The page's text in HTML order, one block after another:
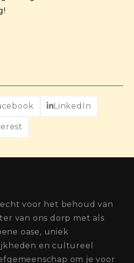
LinkedIn
voor het behoud van
van ons dorp met als
oase, uniek
en cultureel
om je voor